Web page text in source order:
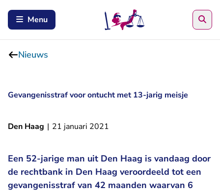
Menu
Nieuws
Gevangenisstraf voor ontucht met 13-jarig meisje
Den Haag | 21 januari 2021
Een 52-jarige man uit Den Haag is vandaag door
de rechtbank in Den Haag veroordeeld tot een
gevangenisstraf van 42 maanden waarvan 6